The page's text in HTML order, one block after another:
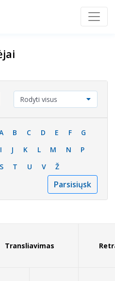
Rodyti visus
B C D E F
G
I J K L M N
P
S T U V Ž
Parsisiųsk
Transliavimas